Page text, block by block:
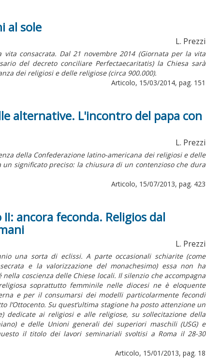
al sole
L. Prezzi
consacrata. Dal 21 novembre 2014 (Giornata per la vita
del decreto conciliare Perfectaecaritatis) la Chiesa sarà
dei religiosi e delle religiose (circa 900.000).
Articolo, 15/03/2014, pag. 151
alternative. L'incontro del papa con
L. Prezzi
della Confederazione latino-americana dei religiosi e delle
un significato preciso: la chiusura di un contenzioso che dura
Articolo, 15/07/2013, pag. 423
ancora feconda. Religios dal
L. Prezzi
una sorta di eclissi. A parte occasionali schiarite (come
e la valorizzazione del monachesimo) essa non ha
coscienza delle Chiese locali. Il silenzio che accompagna
soprattutto femminile nelle diocesi ne è eloquente
e per il consumarsi dei modelli particolarmente fecondi
l’Ottocento. Su quest’ultima stagione ha posto attenzione un
dedicate ai religiosi e alle religiose, su sollecitazione della
e delle Unioni generali dei superiori maschili (USG) e
il titolo dei lavori seminariali svoltisi a Roma il 28-30
Articolo, 15/01/2013, pag. 18